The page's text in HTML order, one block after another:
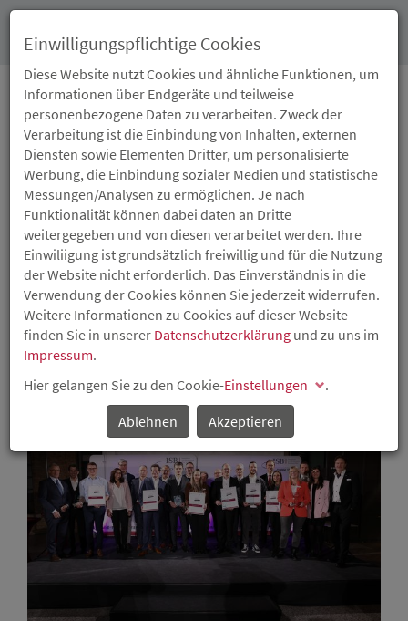
29.11.2023
VON
PUNKTLANDUNGEN IN
TEAMS UND
TURBULENZEN IM
COCKPIT
„Attraktive Arbeitgeber Rheinland-Pfalz 2023“
ausgezeichnet
Einwilligungspflichtige Cookies
Diese Website nutzt Cookies und ähnliche Funktionen, um
Informationen über Endgeräte und teilweise
personenbezogene Daten zu verarbeiten. Zweck der
Verarbeitung ist die Einbindung von Inhalten, externen
Diensten sowie Elementen Dritter, um personalisierte
Werbung, die Einbindung sozialer Medien und statistische
Messungen/Analysen zu ermöglichen. Je nach
Funktionalität können dabei daten an Dritte
weitergegeben und von diesen verarbeitet werden. Ihre
Einwiliigung ist grundsätzlich freiwillig und für die Nutzung
der Website nicht erforderlich. Das Einverständnis in die
Verwendung der Cookies können Sie jederzeit widerrufen.
Weitere Informationen zu Cookies auf dieser Website
finden Sie in unserer Datenschutzerklärung und zu uns im
Impressum.
Hier gelangen Sie zu den Cookie-Einstellungen
.
Ablehnen
Akzeptieren